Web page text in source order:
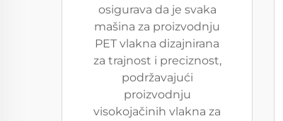
osigurava da je svaka
mašina za proizvodnju
PET vlakna dizajnirana
za trajnost i preciznost,
podržavajući
proizvodnju
visokojačinih vlakna za